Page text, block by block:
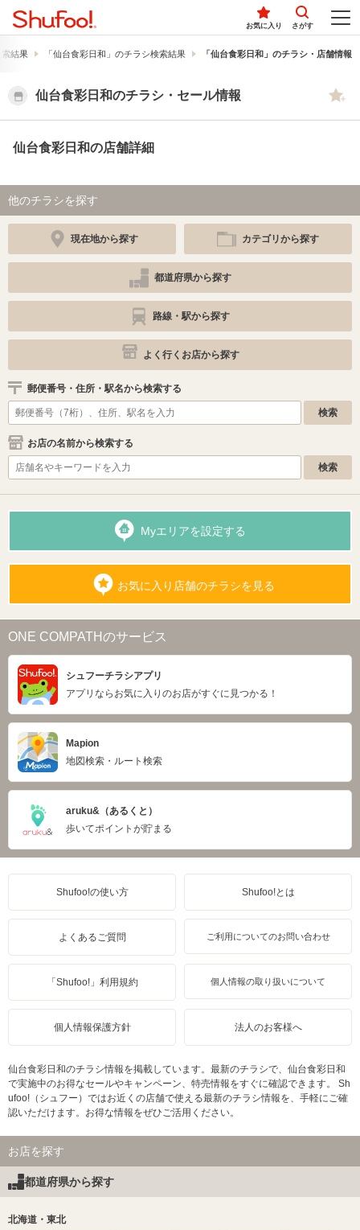
お気に入り さがす
結果 「仙台食彩日和」のチラシ検索結果 「仙台食彩日和」のチラシ・店舗情報
仙台食彩日和のチラシ・セール情報
仙台食彩日和の店舗詳細
他のチラシを探す
現在地から探す カテゴリから探す
都道府県から探す
路線・駅から探す
よく行くお店から探す
郵便番号・住所・駅名から検索する
お店の名前から検索する
Myエリアを設定する
お気に入り店舗のチラシを見る
ONE COMPATHのサービス
シュフーチラシアプリ
アプリならお気に入りのお店がすぐに見つかる！
Mapion
地図検索・ルート検索
aruku&（あるくと）
歩いてポイントが貯まる
Shufoo!の使い方 Shufoo!とは
よくあるご質問 ご利用についてのお問い合わせ
「Shufoo!」利用規約 個人情報の取り扱いについて
個人情報保護方針 法人のお客様へ
仙台食彩日和のチラシ情報を掲載しています。最新のチラシで、仙台食彩日和
で実施中のお得なセールやキャンペーン、特売情報をすぐに確認できます。 Sh
ufoo!（シュフー）ではお近くの店舗で使える最新のチラシ情報を、手軽にご確
認いただけます。お得な情報をぜひご活用ください。
お店を探す
都道府県から探す
北海道・東北